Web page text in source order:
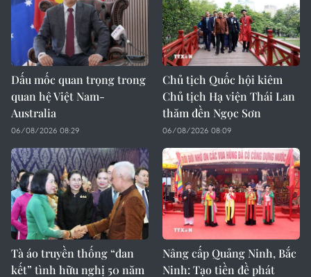
Dấu mốc quan trọng trong
quan hệ Việt Nam-
Australia
06/08/2026 08:29
Chủ tịch Quốc hội kiêm
Chủ tịch Hạ viện Thái Lan
thăm đền Ngọc Sơn
06/08/2026 08:09
Tà áo truyền thống “đan
kết” tình hữu nghị 50 năm
Nâng cấp Quảng Ninh, Bắc
Ninh: Tạo tiền đề phát